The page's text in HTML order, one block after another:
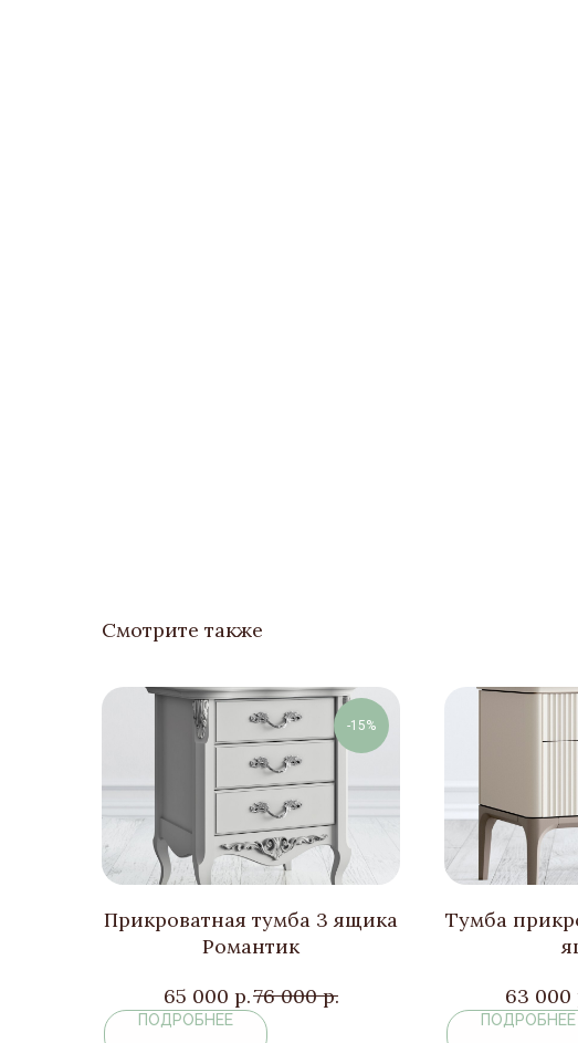
Смотрите также
-15%
Прикроватная тумба 3 ящика
Романтик
65 000 р.76 000 р.
ПОДРОБНЕЕ
Тумба
63 000
ПОДРОБНЕЕ